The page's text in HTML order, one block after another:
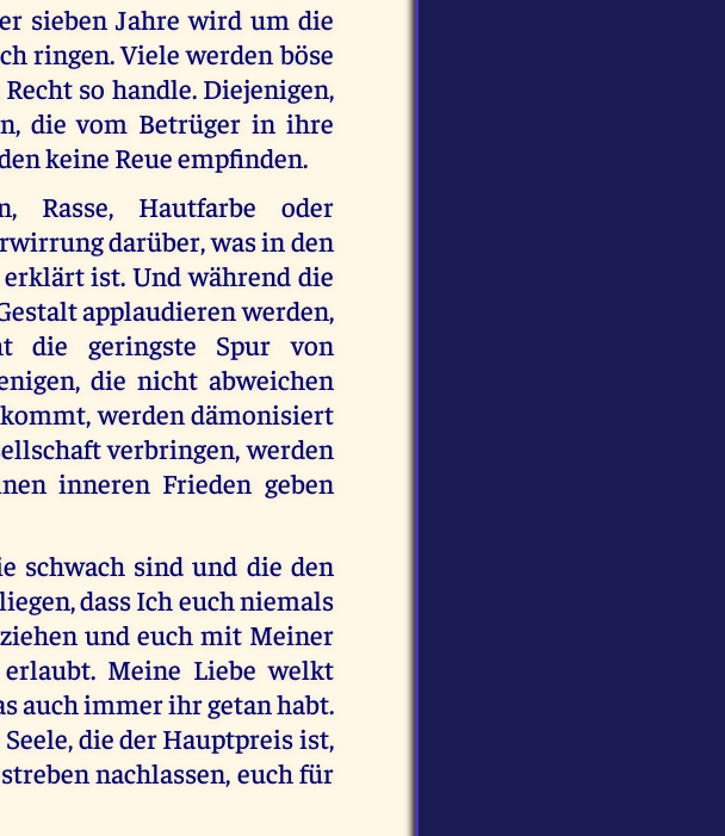
sieben Jahre wird um die
ringen. Viele werden böse
so handle. Diejenigen,
die vom Betrüger in ihre
keine Reue empfinden.
Rasse, Hautfarbe oder
darüber, was in den
ist. Und während die
applaudieren werden,
die geringste Spur von
die nicht abweichen
werden dämonisiert
verbringen, werden
inneren Frieden geben
schwach sind und die den
dass Ich euch niemals
und euch mit Meiner
Meine Liebe welkt
auch immer ihr getan habt.
die der Hauptpreis ist,
nachlassen, euch für